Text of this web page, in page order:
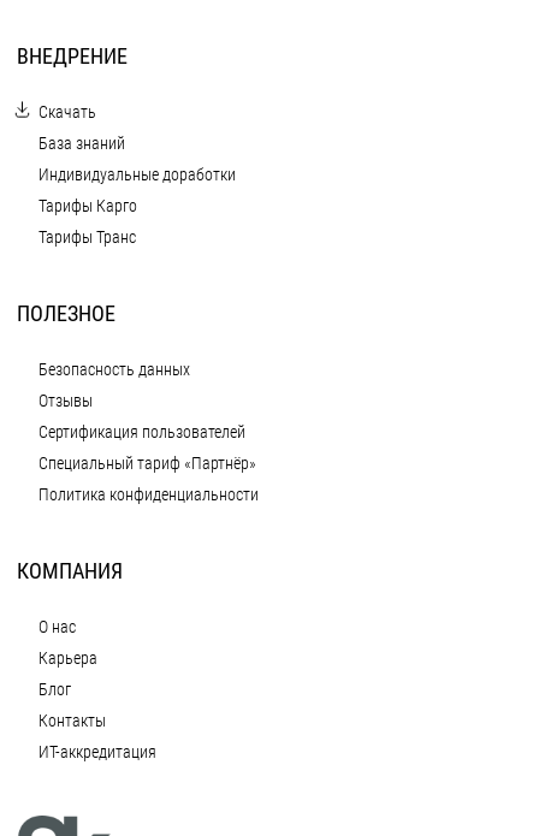
ВНЕДРЕНИЕ
Скачать
База знаний
Индивидуальные доработки
Тарифы Карго
Тарифы Транс
ПОЛЕЗНОЕ
Безопасность данных
Отзывы
Сертификация пользователей
Специальный тариф «Партнёр»
Политика конфиденциальности
КОМПАНИЯ
О нас
Карьера
Блог
Контакты
ИТ-аккредитация